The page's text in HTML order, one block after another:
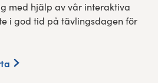
med hjälp av vår interaktiva
i god tid på tävlingsdagen för